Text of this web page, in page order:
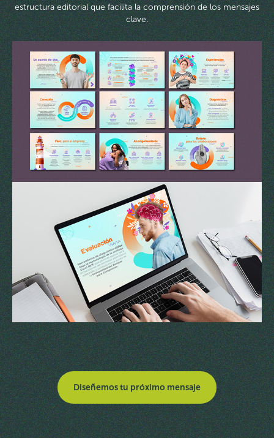
estructura editorial que facilita la comprensión de los mensajes
clave.
Diseñemos tu próximo mensaje